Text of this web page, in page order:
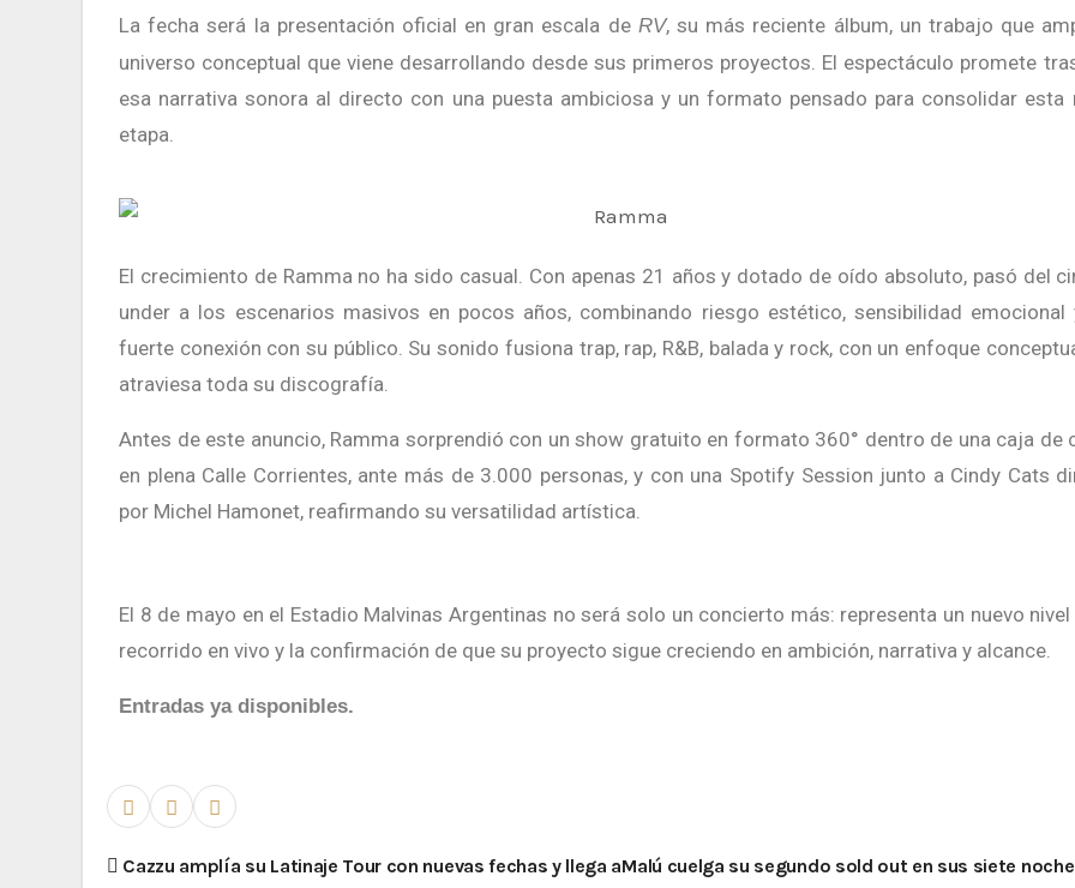
La fecha será la presentación oficial en gran escala de RV, su más reciente álbum, un trabajo que
universo conceptual que viene desarrollando desde sus primeros proyectos. El espectáculo promete
esa narrativa sonora al directo con una puesta ambiciosa y un formato pensado para consolidar esta
etapa.
El crecimiento de Ramma no ha sido casual. Con apenas 21 años y dotado de oído absoluto, pasó del circuito
under a los escenarios masivos en pocos años, combinando riesgo estético, sensibilidad emocional
fuerte conexión con su público. Su sonido fusiona trap, rap, R&B, balada y rock, con un enfoque
atraviesa toda su discografía.
Antes de este anuncio, Ramma sorprendió con un show gratuito en formato 360° dentro de una caja de
en plena Calle Corrientes, ante más de 3.000 personas, y con una Spotify Session junto a Cindy Cats
por Michel Hamonet, reafirmando su versatilidad artística.
El 8 de mayo en el Estadio Malvinas Argentinas no será solo un concierto más: representa un nuevo nivel en su
recorrido en vivo y la confirmación de que su proyecto sigue creciendo en ambición, narrativa y alcance.
Entradas ya disponibles.
Cazzu amplía su Latinaje Tour con nuevas fechas y llega aMalú cuelga su segundo sold out en sus siete